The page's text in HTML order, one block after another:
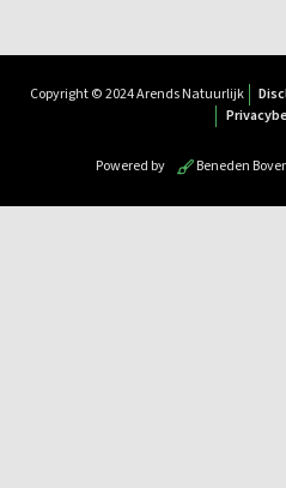
Copyright © 2024 Arends Natuurlijk
Powered by Beneden